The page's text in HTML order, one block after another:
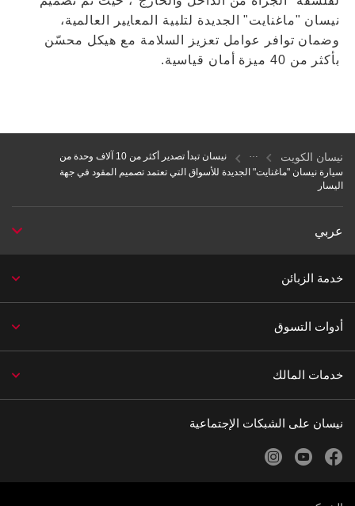
نيسان "ماغنايت" الجديدة لتلبية المعايير العالمية،
وضمان توافر عوامل تعزيز السلامة مع هيكل محسّن
بأكثر من 40 ميزة أمان قياسية.
نيسان الكويت
نيسان تبدأ تصدير أكثر من 10 آلاف وحدة من
سيارة نيسان "ماغنايت" الجديدة للأسواق التي تعتمد تصميم المقود في جهة
اليسار
عربي
G
E
ز
خدمة الزبائن
G
E
أدوات التسوق
G
د
خدمات المالك
نيسان على الشبكات الإجتماعية
facebook
youtube